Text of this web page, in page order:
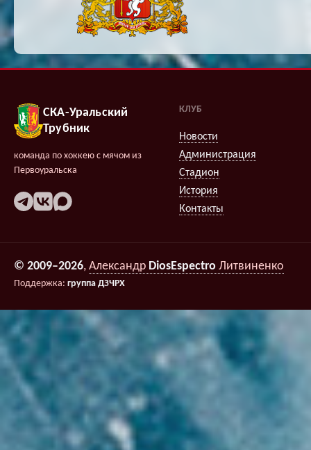
СКА-Уральский
Трубник
команда по хоккею с мячом из
Первоуральска
КЛУБ
Новости
Администрация
Стадион
История
Контакты
© 2009–2026, Александр DiosEspectro Литвиненко
Поддержка: группа ДЗЧРХ